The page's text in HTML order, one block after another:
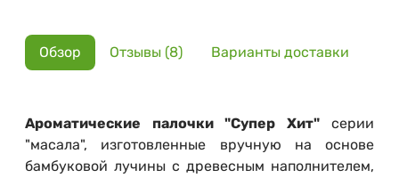
Обзор Отзывы (8) Варианты доставки
Ароматические палочки "Супер Хит"серии
"масала", изготовленные вручную на основе
бамбуковой лучины с древесным наполнителем,